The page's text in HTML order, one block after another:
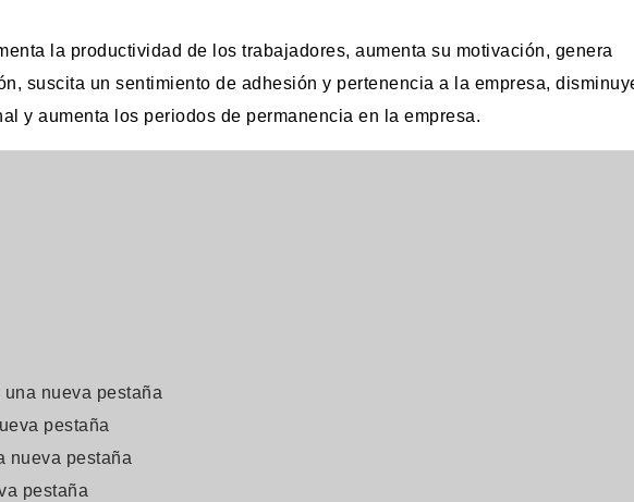
la productividad de los trabajadores, aumenta su motivación, genera
suscita un sentimiento de adhesión y pertenencia a la empresa,
y aumenta los periodos de permanencia en la empresa.
una nueva pestaña
pestaña
nueva pestaña
pestaña